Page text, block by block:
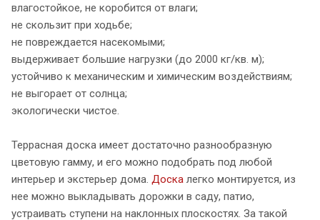
влагостойкое, не коробится от влаги;
не скользит при ходьбе;
не повреждается насекомыми;
выдерживает большие нагрузки (до 2000 кг/кв. м);
устойчиво к механическим и химическим воздействиям;
не выгорает от солнца;
экологически чистое.
Террасная доска имеет достаточно разнообразную
цветовую гамму, и его можно подобрать под любой
интерьер и экстерьер дома. Доска легко монтируется, из
нее можно выкладывать дорожки в саду, патио,
устраивать ступени на наклонных плоскостях. За такой